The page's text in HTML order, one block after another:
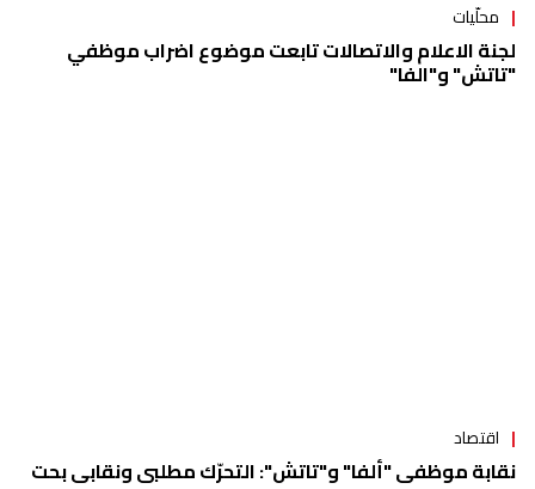
محلّيات
لجنة الاعلام والاتصالات تابعت موضوع اضراب موظفي
"تاتش" و"الفا"
اقتصاد
نقابة موظفي "ألفا" و"تاتش": التحرّك مطلبي ونقابي بحت